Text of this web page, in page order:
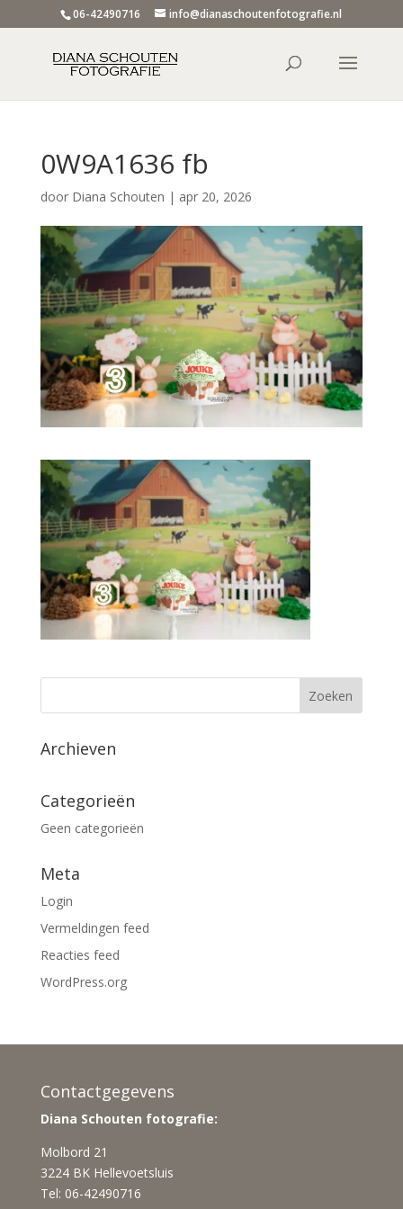
06-42490716 info@dianaschoutenfotografie.nl
0W9A1636 fb
door Diana Schouten | apr 20, 2026
Archieven
Categorieën
Geen categorieën
Meta
Login
Vermeldingen feed
Reacties feed
WordPress.org
Contactgegevens
Diana Schouten fotografie:
Molbord 21
3224 BK Hellevoetsluis
Tel: 06-42490716